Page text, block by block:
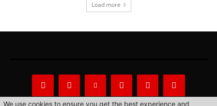
Load more
We use cookies to ensure you get the best experience and